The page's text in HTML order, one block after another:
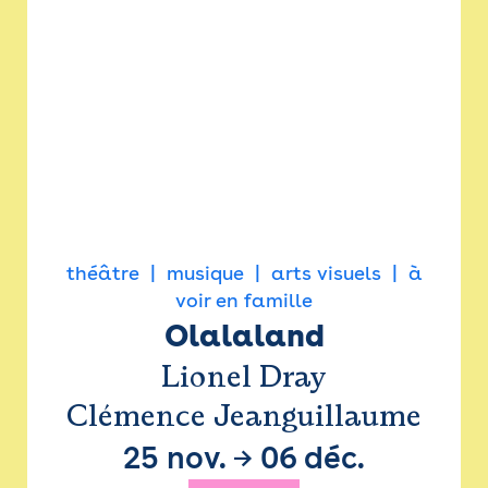
théâtre musique arts visuels
à
voir en famille
Olalaland
Lionel Dray
Clémence Jeanguillaume
25 nov. → 06 déc.